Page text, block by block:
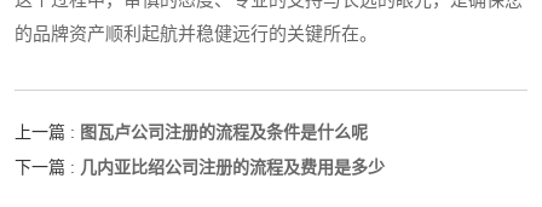
的品牌资产顺利起航并稳健远行的关键所在。
上一篇 : 图瓦卢公司注册的流程及条件是什么呢
下一篇 : 几内亚比绍公司注册的流程及费用是多少